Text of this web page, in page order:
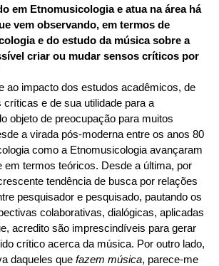
em Etnomusicologia e atua na área há
vem observando, em termos de
e do estudo da música sobre a
criar ou mudar sensos críticos por
ao impacto dos estudos acadêmicos, de
e de sua utilidade para a
objeto de preocupação para muitos
a virada pós-moderna entre os anos 80
como a Etnomusicologia avançaram
em termos teóricos. Desde a última, por
tendência de busca por relações
pesquisador e pesquisado, pautando os
colaborativas, dialógicas, aplicadas
acredito são imprescindíveis para gerar
crítico acerca da música. Por outro lado,
daqueles que fazem música, parece-me